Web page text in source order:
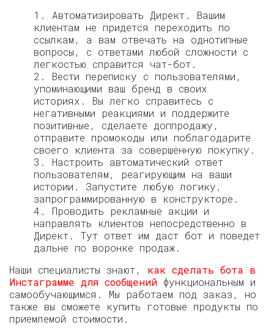
1. Автоматизировать Директ. Вашим
клиентам не придется переходить по
ссылкам, а вам отвечать на однотипные
вопросы, с ответами любой сложности с
легкостью справится чат-бот.
2. Вести переписку с пользователями,
упоминающими ваш бренд в своих
историях. Вы легко справитесь с
негативными реакциями и поддержите
позитивные, сделаете доппродажу,
отправите промокоды или поблагодарите
своего клиента за совершенную покупку.
3. Настроить автоматический ответ
пользователям, реагирующим на ваши
истории. Запустите любую логику,
запрограммированную в конструкторе.
4. Проводить рекламные акции и
направлять клиентов непосредственно в
Директ. Тут ответ им даст бот и поведет
дальне по воронке продаж.
Наши специалисты знают, как сделать бота в
Инстаграмме для сообщений функциональным и
самообучающимся. Мы работаем под заказ, но
также вы сможете купить готовые продукты по
приемлемой стоимости.